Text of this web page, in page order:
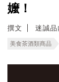
嬤！
撰文 迷誠品
美食茶酒類商品